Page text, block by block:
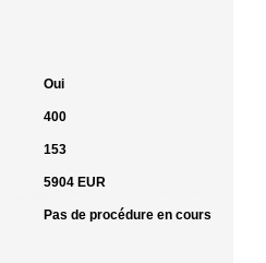
Oui
400
153
5904 EUR
Pas de procédure en cours